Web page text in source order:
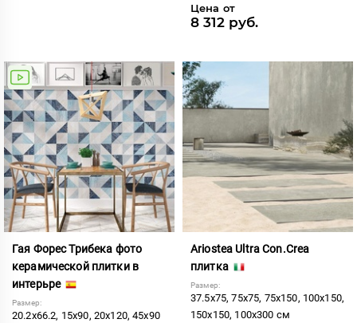
Цена от
8 312 руб.
Гая Форес Трибека фото
керамической плитки в
интерьре
Размер:
20.2x66.2, 15x90, 20x120, 45x90
Ariostea Ultra Con.Crea
плитка
Размер:
37.5x75, 75x75, 75x150, 100x150,
150x150, 100x300 см